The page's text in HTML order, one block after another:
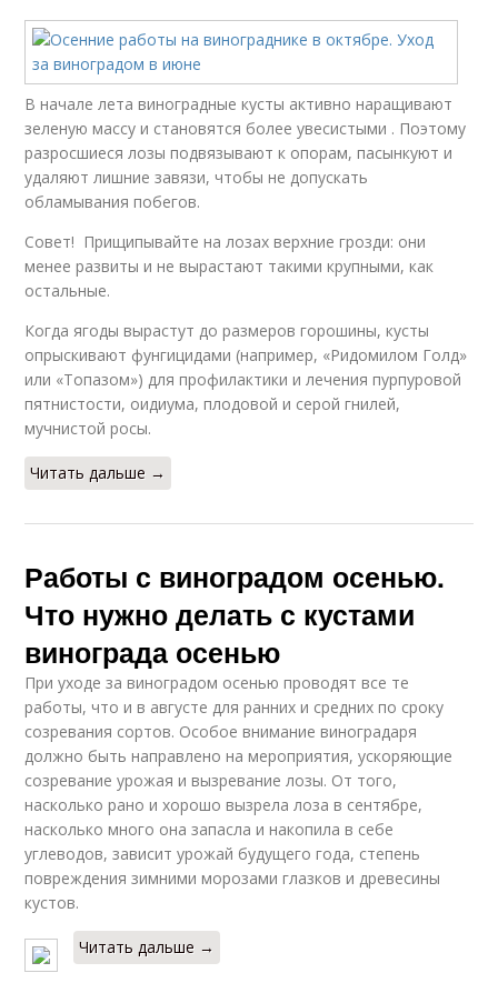
В начале лета виноградные кусты активно наращивают
зеленую массу и становятся более увесистыми . Поэтому
разросшиеся лозы подвязывают к опорам, пасынкуют и
удаляют лишние завязи, чтобы не допускать
обламывания побегов.
Совет! Прищипывайте на лозах верхние грозди: они
менее развиты и не вырастают такими крупными, как
остальные.
Когда ягоды вырастут до размеров горошины, кусты
опрыскивают фунгицидами (например, «Ридомилом Голд»
или «Топазом») для профилактики и лечения пурпуровой
пятнистости, оидиума, плодовой и серой гнилей,
мучнистой росы.
Читать дальше →
Работы с виноградом осенью.
Что нужно делать с кустами
винограда осенью
При уходе за виноградом осенью проводят все те
работы, что и в августе для ранних и средних по сроку
созревания сортов. Особое внимание виноградаря
должно быть направлено на мероприятия, ускоряющие
созревание урожая и вызревание лозы. От того,
насколько рано и хорошо вызрела лоза в сентябре,
насколько много она запасла и накопила в себе
углеводов, зависит урожай будущего года, степень
повреждения зимними морозами глазков и древесины
кустов.
Читать дальше →